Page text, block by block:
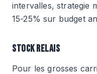
intervalles, strategie
15-25% sur budget
STOCK RELAIS
Pour les grosses